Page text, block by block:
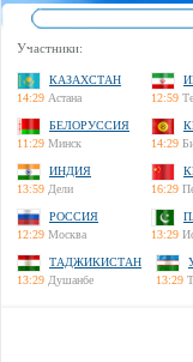
Участники:
КАЗАХСТАН
14:29 Астана
12:59
БЕЛОРУССИЯ
11:29 Минск
14:29
ИНДИЯ
13:59 Дели
16:29
РОССИЯ
12:29 Москва
13:29
ТАДЖИКИСТАН
13:29 Душанбе
13:29